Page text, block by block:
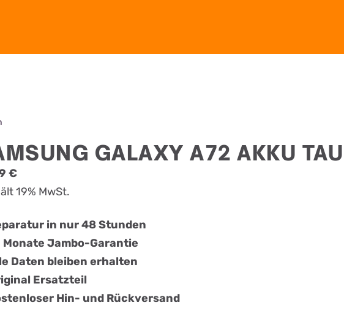
GALAXY A72 AKKU
€
19% MwSt.
in nur 48 Stunden
Monate Jambo-Garantie
Daten bleiben erhalten
Ersatzteil
Hin- und Rückversand